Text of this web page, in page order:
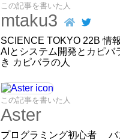
この記事を書いた人
mtaku3
SCIENCE TOKYO 22B 情
AIとシステム開発とカピバ
き カピバラの人
この記事を書いた人
Aster
プログラミング初心者 バ